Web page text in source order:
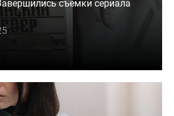
съемки сериала